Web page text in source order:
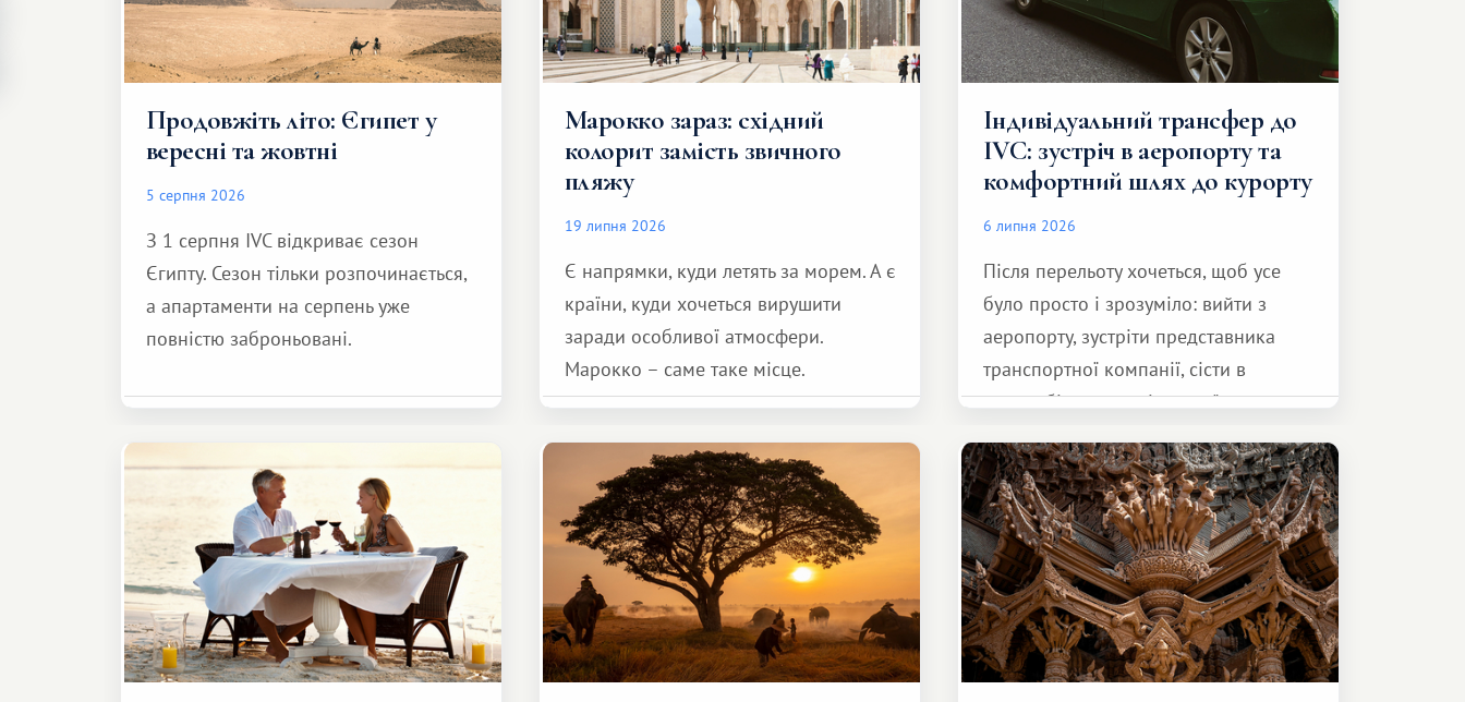
Продовжіть літо: Єгипет у
вересні та жовтні
5 серпня 2026
З 1 серпня IVC відкриває сезон
Єгипту. Сезон тільки розпочинається,
а апартаменти на серпень уже
повністю заброньовані.
Марокко зараз: східний
колорит замість звичного
пляжу
19 липня 2026
Є напрямки, куди летять за морем. А є
країни, куди хочеться вирушити
заради особливої ​​атмосфери.
Марокко – саме таке місце.
Індивідуальний трансфер до
IVC: зустріч в аеропорту та
комфортний шлях до курорту
6 липня 2026
Після перельоту хочеться, щоб усе
було просто і зрозуміло: вийти з
аеропорту, зустріти представника
транспортної компанії, сісти в
автомобіль та спокійно доїхати до